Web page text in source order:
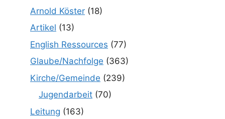
Arnold Köster (18)
Artikel (13)
English Ressources (77)
Glaube/Nachfolge (363)
Kirche/Gemeinde (239)
Jugendarbeit (70)
Leitung (163)